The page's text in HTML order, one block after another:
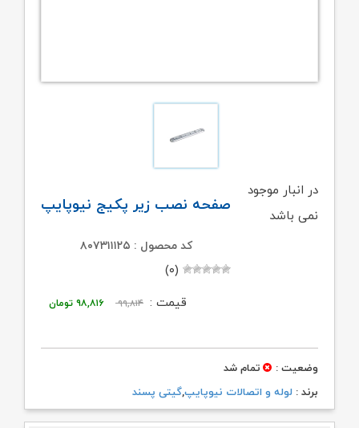
صفحه نصب زیر پکیج نیوپایپ
کد محصول : ۸۰۷۳۱۱۱۲۵
(۰)
قیمت : ۹۹,۸۱۴
قیمت
۹۹,۸۱۴ تومان
۹۸,۸۱۶ تومان
۹۸,۸۱۶ تومان.
در انبار موجود
نمی باشد
وضعیت :
تمام شد
برند : لوله و اتصالات نیوپایپ,گیتی پسند